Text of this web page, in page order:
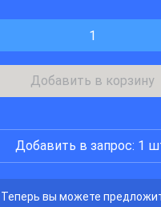
Добавить в корзину
Добавить в запрос: 1
Теперь вы можете